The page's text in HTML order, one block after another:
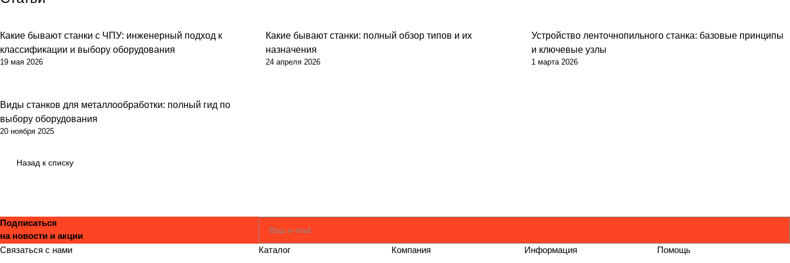
Какие бывают станки с ЧПУ: инженерный подход к
классификации и выбору оборудования
19 мая 2026
Какие бывают станки: полный обзор типов и их
назначения
24 апреля 2026
Устройство ленточнопильного станка: базовые принципы
и ключевые узлы
1 марта 2026
Виды станков для металлообработки: полный гид по
выбору оборудования
20 ноября 2025
Назад к списку
Подписаться
на новости и акции
Связаться с нами Каталог Компания Информация Помощь